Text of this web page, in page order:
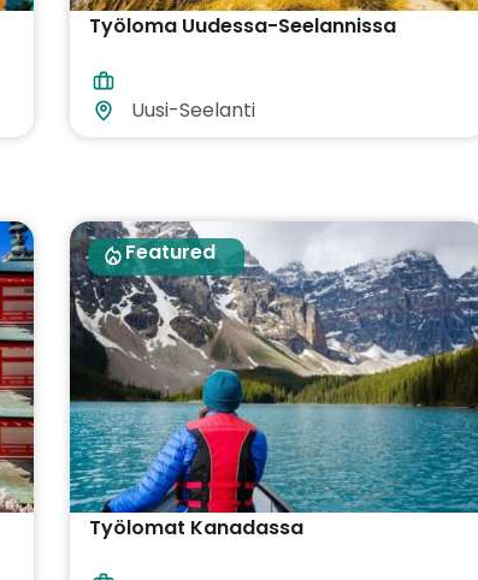
Työloma Uudessa-Seelannissa
Uusi-Seelanti
Featured
Työlomat Kanadassa